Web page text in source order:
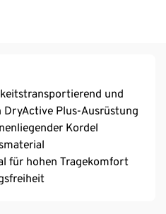
und
Plus-Ausrüstung
Kordel
für hohen Tragekomfort